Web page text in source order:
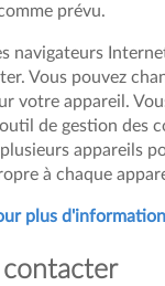
prévu.
navigateurs
Vous pouvez
votre appareil.
de gestion des
appareils
à chaque
plus